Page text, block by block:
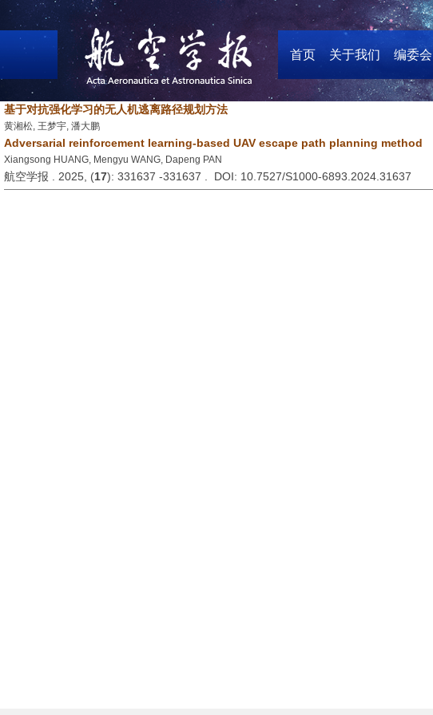
首页 关于我们 编委会
基于对抗强化学习的无人机逃离路径规划方法
黄湘松, 王梦宇, 潘大鹏
Adversarial reinforcement learning-based UAV escape path planning method
Xiangsong HUANG, Mengyu WANG, Dapeng PAN
航空学报 . 2025, (17): 331637 -331637 . DOI: 10.7527/S1000-6893.2024.31637